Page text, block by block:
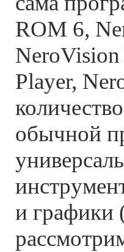
ROM 6,
Player,
обычной
и графики